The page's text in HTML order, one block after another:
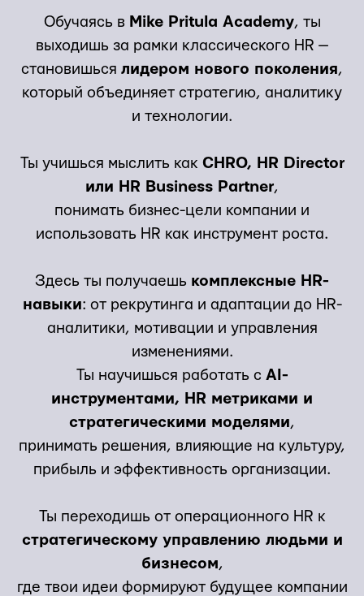
Обучаясь в Mike Pritula Academy, ты
выходишь за рамки классического HR —
становишься лидером нового поколения,
который объединяет стратегию, аналитику
и технологии.
Ты учишься мыслить как CHRO, HR Director
или HR Business Partner,
понимать бизнес-цели компании и
использовать HR как инструмент роста.
Здесь ты получаешь комплексные HR-
навыки: от рекрутинга и адаптации до HR-
аналитики, мотивации и управления
изменениями.
Ты научишься работать с AI-
инструментами, HR метриками и
стратегическими моделями,
принимать решения, влияющие на культуру,
прибыль и эффективность организации.
Ты переходишь от операционного HR к
стратегическому управлению людьми и
бизнесом,
где твои идеи формируют будущее компании